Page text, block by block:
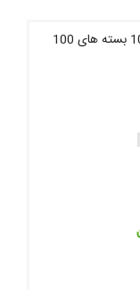
شان یکبار مصرف غیر استریل ساده 100*100 بسته های 100